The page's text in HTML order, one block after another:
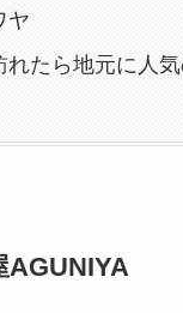
ヤ
れたら地元に人
AGUNIYA